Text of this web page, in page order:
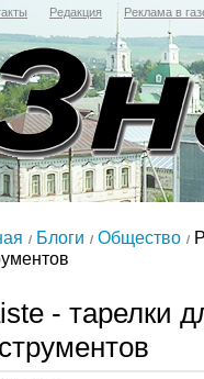
Редакция Реклама в
Блоги Общество
- тарелки